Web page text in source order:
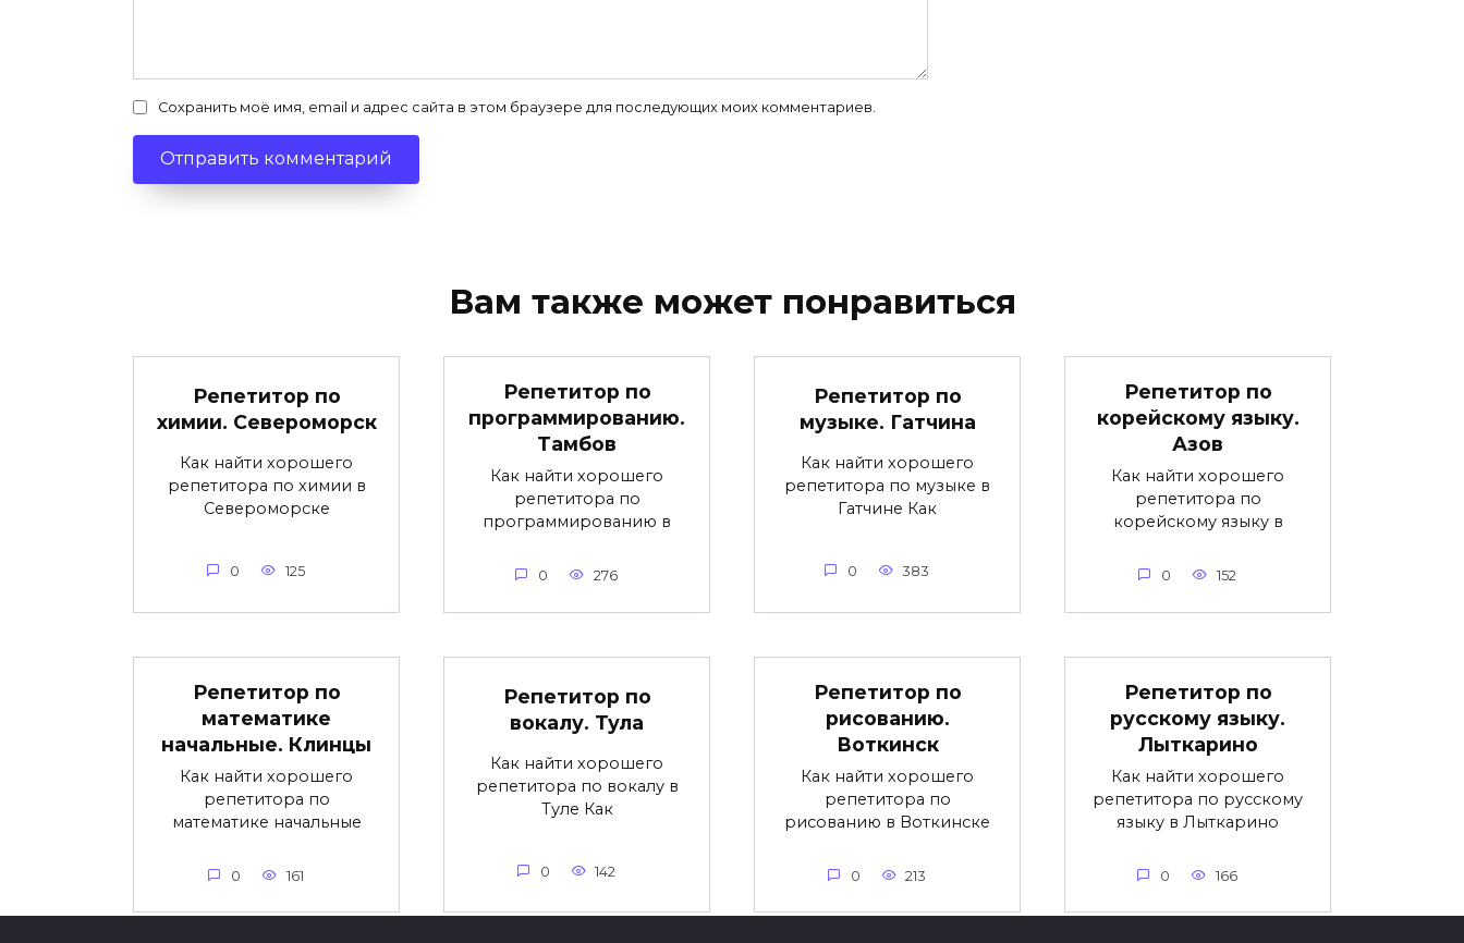
Сохранить моё имя, email и адрес сайта в этом браузере для последующих моих комментариев.
Вам также может понравиться
Репетитор по
химии. Североморск
Как найти хорошего
репетитора по химии в
Североморске
0 125
Репетитор по
программированию.
Тамбов
Как найти хорошего
репетитора по
программированию в
0 276
Репетитор по
музыке. Гатчина
Как найти хорошего
репетитора по музыке в
Гатчине Как
0 383
Репетитор по
корейскому языку.
Азов
Как найти хорошего
репетитора по
корейскому языку в
0 152
Репетитор по
математике
начальные. Клинцы
Как найти хорошего
репетитора по
математике начальные
0 161
Репетитор по
вокалу. Тула
Как найти хорошего
репетитора по вокалу в
Туле Как
0 142
Репетитор по
рисованию.
Воткинск
Как найти хорошего
репетитора по
рисованию в Воткинске
0 213
Репетитор по
русскому языку.
Лыткарино
Как найти хорошего
репетитора по русскому
языку в Лыткарино
0 166